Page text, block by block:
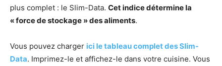
plus complet : le Slim-Data. Cet indice détermine la
« force de stockage » des aliments.
Vous pouvez charger ici le tableau complet des Slim-
Data. Imprimez-le et affichez-le dans votre cuisine. Vous